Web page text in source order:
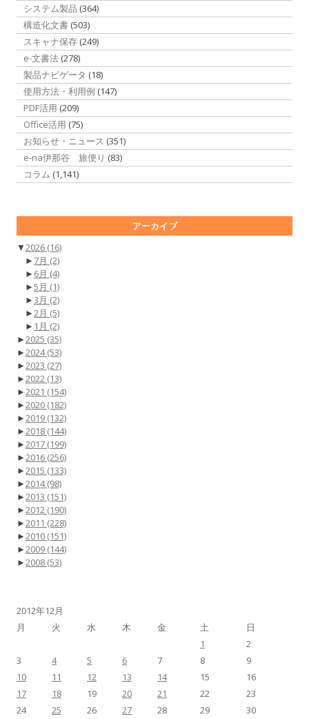
システム製品 (364)
構造化文書 (503)
スキャナ保存 (249)
e-文書法 (278)
製品ナビゲータ (18)
使用方法・利用例 (147)
PDF活用 (209)
Office活用 (75)
お知らせ・ニュース (351)
e-na伊那谷 旅便り (83)
コラム (1,141)
アーカイブ
▼2026 (16)
► 7月 (2)
► 6月 (4)
►5月 (1)
►3月 (2)
►2月 (5)
► 1月 (2)
►2025 (35)
►2024(53)
►2023 (27)
►2022 (13)
►2021 (154)
►2020 (182)
►2019 (132)
►2018 (144)
►2017 (199)
►2016 (256)
►2015 (133)
►2014(98)
►2013 (151)
►2012 (190)
►2011 (228)
►2010 (151)
►2009 (144)
►2008 (53)
2012年12月
月
火 水 木 金 土
日
1
2
3
4 5 6 7 8
9
10
11 12 13 14 15
16
17
18 19 20 21 22
23
24
25 26 27 28 29 30